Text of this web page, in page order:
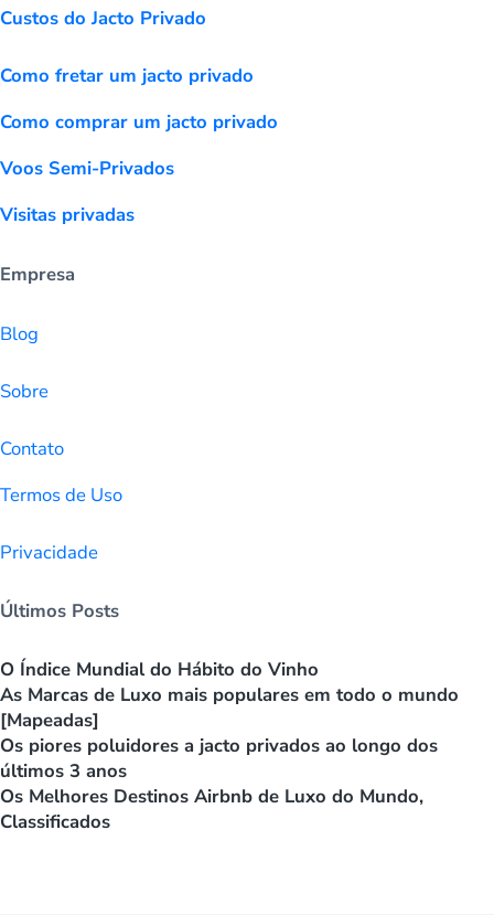
Custos do Jacto Privado
Como fretar um jacto privado
Como comprar um jacto privado
Voos Semi-Privados
Visitas privadas
Empresa
Blog
Sobre
Contato
Termos de Uso
Privacidade
Últimos Posts
O Índice Mundial do Hábito do Vinho
As Marcas de Luxo mais populares em todo o mundo
[Mapeadas]
Os piores poluidores a jacto privados ao longo dos
últimos 3 anos
Os Melhores Destinos Airbnb de Luxo do Mundo,
Classificados